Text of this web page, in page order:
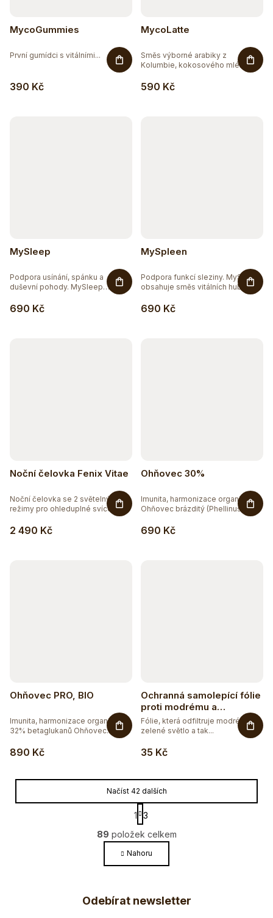
MycoGummies
390 Kč
První gumídci s vitálními...
MycoLatte
590 Kč
Směs výborné arabiky z
Kolumbie, kokosového mléka a...
MySleep
690 Kč
Podpora usínání, spánku a
duševní pohody. MySleep
MySpleen
690 Kč
Podpora funkcí sleziny. MySpleen
obsahuje směs vitálních hub...
Noční čelovka Fenix Vitae
2 490 Kč
Noční čelovka se 2 světelnými
režimy pro ohleduplné svícení v...
Ohňovec 30%
690 Kč
Imunita, harmonizace organismu.
Ohňovec brázditý (Phellinus...
Ohňovec PRO, BIO
890 Kč
Imunita, harmonizace organismu-
32% betaglukanů Ohňovec...
Ochranná samolepící fólie
proti modrému a
zelenému světlu - červená
35 Kč
Fólie, která odfiltruje modré, resp.
zelené světlo a tak...
O
v
l
á
a
c
Načíst 42 dalších
S
t
r
á
n
k
á
1
3
89 položek celkem
Nahoru
Odebírat newsletter